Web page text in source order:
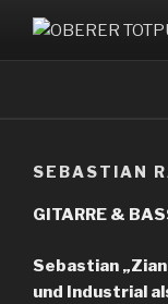
Inhalt
springenOBERER
SEBASTIAN
GITARRE &
Sebastian
und Industrial